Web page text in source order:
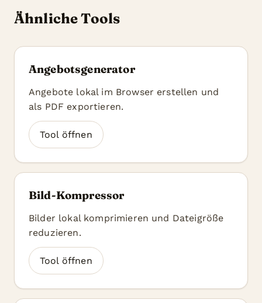
Ähnliche Tools
Angebotsgenerator
Angebote lokal im Browser erstellen und
als PDF exportieren.
Tool öffnen
Bild-Kompressor
Bilder lokal komprimieren und Dateigröße
reduzieren.
Tool öffnen